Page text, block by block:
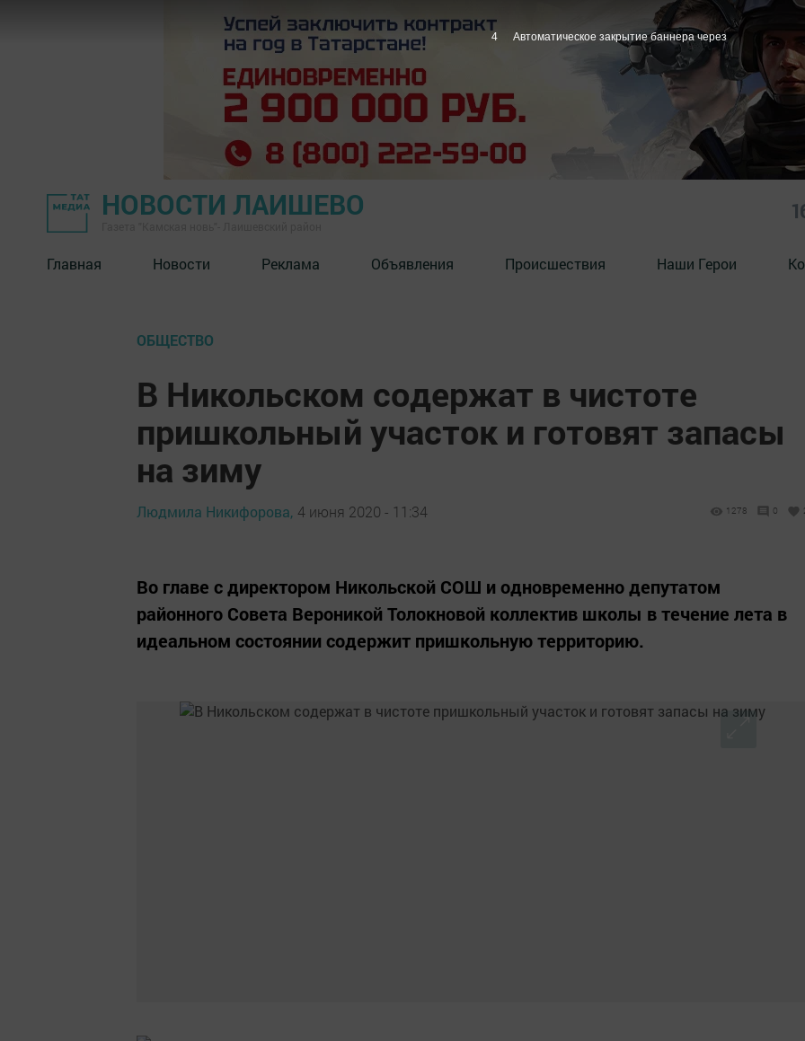
НОВОСТИ ЛАИШЕВО
Главная Новости Реклама Объявления Происшествия Наши Герои
ОБЩЕСТВО
В Никольском содержат в чистоте
пришкольный участок и готовят запасы
на зиму
Людмила Никифорова, 4 июня 2020 - 11:34 1278 0
Во главе с директором Никольской СОШ и одновременно депутатом
районного Совета Вероникой Толокновой коллектив школы в течение лета в
идеальном состоянии содержит пришкольную территорию.
3 Автоматическое закрытие баннера через